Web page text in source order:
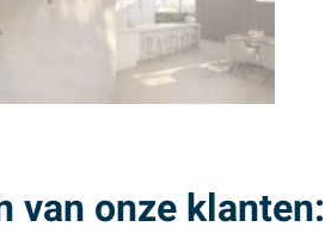
van onze klanten: